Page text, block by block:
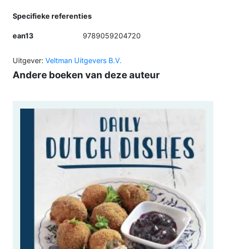
Specifieke referenties
ean13 9789059204720
Uitgever: Veltman Uitgevers B.V.
Andere boeken van deze auteur